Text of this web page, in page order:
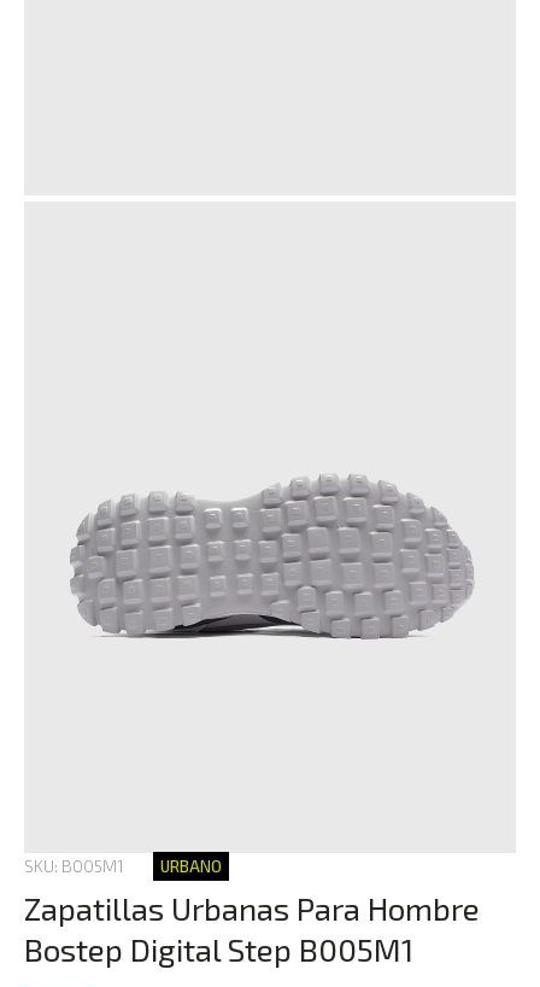
SKU: B005M1 URBANO
Zapatillas Urbanas Para Hombre
Bostep Digital Step B005M1